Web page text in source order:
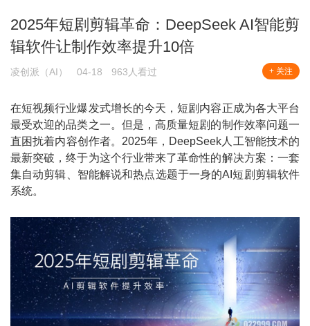
2025年短剧剪辑革命：DeepSeek AI智能剪
辑软件让制作效率提升10倍
凌创派（AI） 04-18 963人看过 + 关注
在短视频行业爆发式增长的今天，短剧内容正成为各大平台
最受欢迎的品类之一。但是，高质量短剧的制作效率问题一
直困扰着内容创作者。2025年，DeepSeek人工智能技术的
最新突破，终于为这个行业带来了革命性的解决方案：一套
集自动剪辑、智能解说和热点选题于一身的AI短剧剪辑软件
系统。